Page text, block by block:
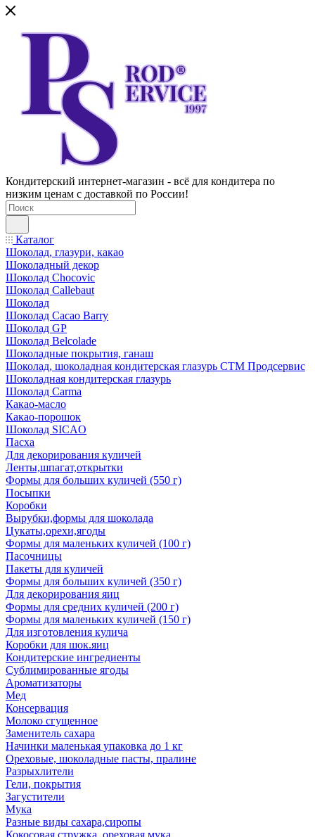
Кондитерский интернет-магазин - всё для кондитера по
низким ценам с доставкой по России!
Каталог
Шоколад, глазури, какао
Шоколадный декор
Шоколад Chocovic
Шоколад Callebaut
Шоколад
Шоколад Cacao Barry
Шоколад GP
Шоколад Belcolade
Шоколадные покрытия, ганаш
Шоколад, шоколадная кондитерская глазурь СТМ Продсервис
Шоколадная кондитерская глазурь
Шоколад Carma
Какао-масло
Какао-порошок
Шоколад SICAO
Пасха
Для декорирования куличей
Ленты,шпагат,открытки
Формы для больших куличей (550 г)
Посыпки
Коробки
Вырубки,формы для шоколада
Цукаты,орехи,ягоды
Формы для маленьких куличей (100 г)
Пасочницы
Пакеты для куличей
Формы для больших куличей (350 г)
Для декорирования яиц
Формы для средних куличей (200 г)
Формы для маленьких куличей (150 г)
Для изготовления кулича
Коробки для шок.яиц
Кондитерские ингредиенты
Сублимированные ягоды
Ароматизаторы
Мед
Консервация
Молоко сгущенное
Заменитель сахара
Начинки маленькая упаковка до 1 кг
Ореховые, шоколадные пасты, пралине
Разрыхлители
Гели, покрытия
Загустители
Мука
Разные виды сахара,сиропы
Кокосовая стружка, ореховая мука